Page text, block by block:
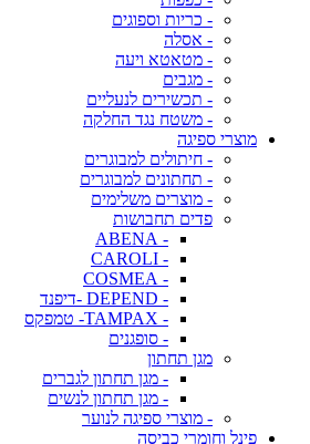
- כריות וספוגים
- אסלה
- מטאטא ויעה
- מגבים
- תכשירים לנעליים
- משטח נגד החלקה
מוצרי ספיגה
- חיתולים למבוגרים
- תחתונים למבוגרים
- מוצרים משלימים
פדים תחבושות
- ABENA
- CAROLI
- COSMEA
- DEPEND -דיפנד
- TAMPAX- טמפקס
- סופגנים
מגן תחתון
- מגן תחתון לגברים
- מגן תחתון לנשים
- מוצרי ספיגה לנוער
פינל וחומרי כביסה